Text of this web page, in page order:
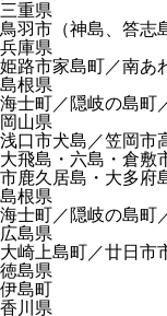
三重県
鳥羽市（神島、答志
兵庫県
姫路市家島町／南あ
島根県
海士町／隠岐の島町
岡山県
浅口市犬島／笠岡市
大飛島・六島・倉敷
市鹿久居島・大多府
島根県
海士町／隠岐の島町
広島県
大崎上島町／廿日市
徳島県
伊島町
香川県